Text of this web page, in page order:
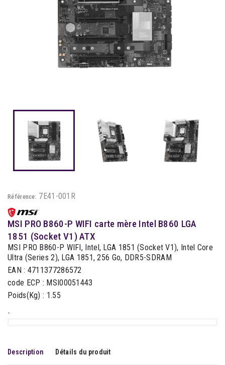
Référence: 7E41-001R
MSI PRO B860-P WIFI carte mère Intel B860 LGA
1851 (Socket V1) ATX
MSI PRO B860-P WIFI, Intel, LGA 1851 (Socket V1), Intel Core
Ultra (Series 2), LGA 1851, 256 Go, DDR5-SDRAM
EAN : 4711377286572
code ECP : MSI00051443
Poids(Kg) : 1.55
-
Description Détails du produit